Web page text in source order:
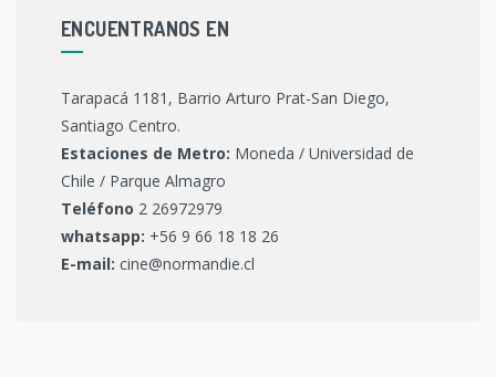
ENCUENTRANOS EN
Tarapacá 1181, Barrio Arturo Prat-San Diego,
Santiago Centro.
Estaciones de Metro: Moneda / Universidad de
Chile / Parque Almagro
Teléfono 2 26972979
whatsapp: +56 9 66 18 18 26
E-mail: cine@normandie.cl